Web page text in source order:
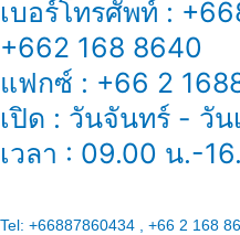
เบอร์โทรศัพท์ :
+662 168 8640
แฟกซ์ : +66 2
เปิด : วันจันทร์ - วัน
เวลา : 09.00 น.-
Tel: +66887860434 , +66 2 168